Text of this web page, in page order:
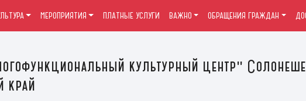
культурный центр"
край
МЕРОПРИЯТИЯ ПЛАТНЫЕ УСЛУГИ ВАЖНО ОБРАЩЕНИЯ ГРАЖДАН